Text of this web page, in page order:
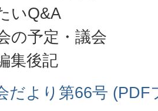
いQ&A
の予定・議会
集後記
だより第66号 (PDF